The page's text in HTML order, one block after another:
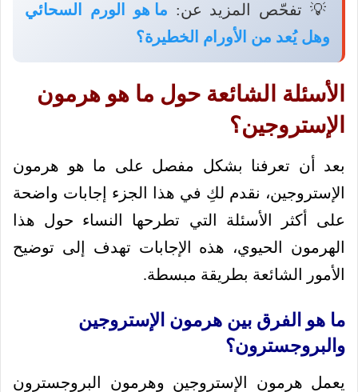
💡 تفحّص المزيد عن: ما هو الورم السحائي
وهل يُعد من الأورام الخطيرة؟
الأسئلة الشائعة حول ما هو هرمون
الإستروجين؟
بعد أن تعرفنا بشكل مفصل على ما هو هرمون
الإستروجين، نقدم لكِ في هذا الجزء إجابات واضحة
على أكثر الأسئلة التي تطرحها النساء حول هذا
الهرمون الحيوي، هذه الإجابات تهدف إلى توضيح
الأمور الشائعة بطريقة مبسطة.
ما هو الفرق بين هرمون الإستروجين
والبروجسترون؟
يعمل هرمون الإستروجين وهرمون البروجسترون